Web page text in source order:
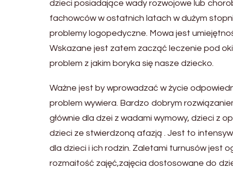
dzieci posiadające wady rozwojowe lub
fachowców w ostatnich latach w dużym
problemy logopedyczne. Mowa jest
Wskazane jest zatem zacząć leczenie pod
problem z jakim boryka się nasze dziecko.
Ważne jest by wprowadzać w życie
problem wywiera. Bardzo dobrym
głównie dla dzei z wadami wymowy, dzieci z
dzieci ze stwierdzoną afazją . Jest to
dla dzieci i ich rodzin. Zaletami turnusów jest
rozmaitość zajęć,zajęcia dostosowane do